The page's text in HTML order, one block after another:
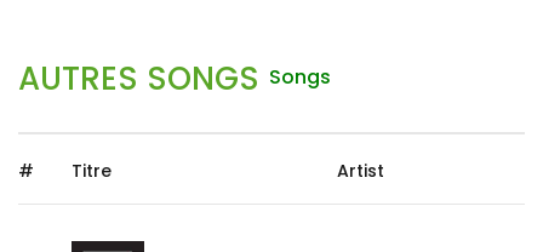
AUTRES SONGS Songs
# Titre Artist